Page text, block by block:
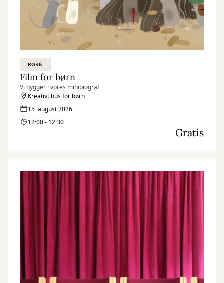
BØRN
Film for børn
Vi hygger i vores minibiograf
Kreativt hus for børn
15. august 2026
12:00 - 12:30
Gratis